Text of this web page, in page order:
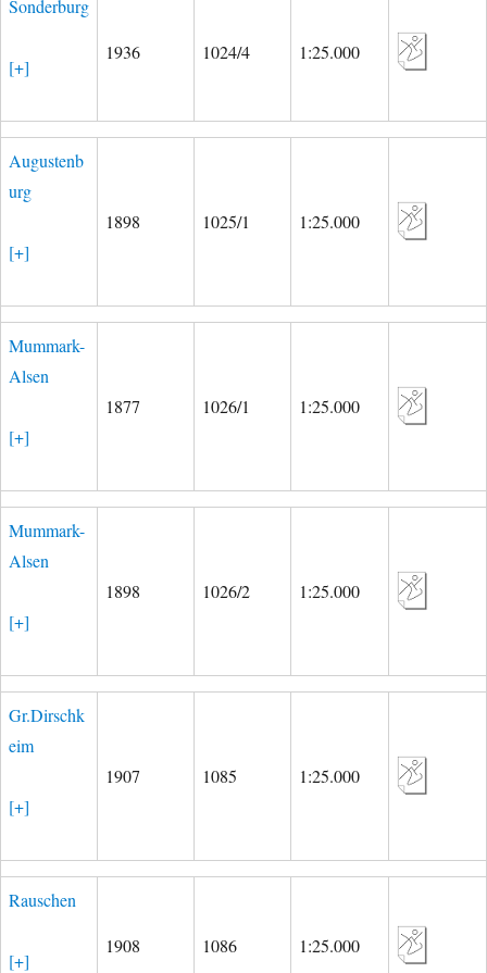
Sonderburg
[+]
1936 1024/4 1:25.000
Augustenb
urg
[+]
1898 1025/1 1:25.000
Mummark-
Alsen
[+]
1877 1026/1 1:25.000
Mummark-
Alsen
[+]
1898 1026/2 1:25.000
Gr.Dirschk
eim
[+]
1907 1085 1:25.000
Rauschen
[+]
1908 1086 1:25.000